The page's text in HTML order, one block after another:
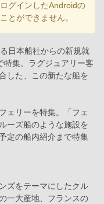
グインしたAndroidの
とができません。
日本船社からの新規就
特集。ラグジュアリー客
した、この新たな船を
ェリーを特集。「フェ
ーズ船のような施設を
定の船内紹介まで特集
ズをテーマにしたクル
一大産地、フランスの